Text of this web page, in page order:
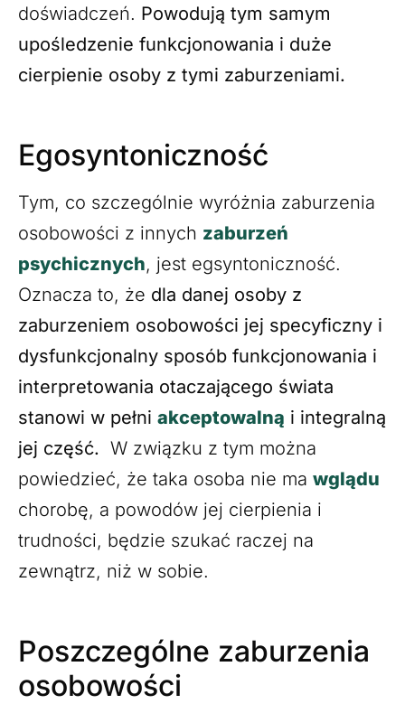
doświadczeń. Powodują tym samym
upośledzenie funkcjonowania i duże
cierpienie osoby z tymi zaburzeniami.
Egosyntoniczność
Tym, co szczególnie wyróżnia zaburzenia
osobowości z innych zaburzeń
psychicznych, jest egsyntoniczność.
Oznacza to, że dla danej osoby z
zaburzeniem osobowości jej specyficzny i
dysfunkcjonalny sposób funkcjonowania i
interpretowania otaczającego świata
stanowi w pełni akceptowalną i integralną
jej część. W związku z tym można
powiedzieć, że taka osoba nie ma wglądu
chorobę, a powodów jej cierpienia i
trudności, będzie szukać raczej na
zewnątrz, niż w sobie.
Poszczególne zaburzenia
osobowości